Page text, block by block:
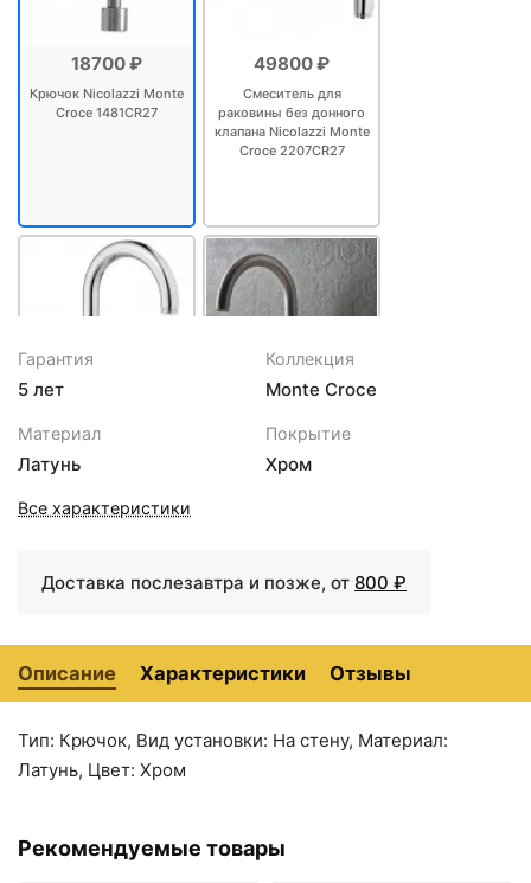
18700 ₽
Крючок Nicolazzi Monte
Croce 1481CR27
49800 ₽
Смеситель для
раковины без донного
клапана Nicolazzi Monte
Croce 2207CR27
59062 ₽
Смеситель для
раковины с донным
Monte Croce 2236CR27
70116 ₽
Смеситель для
раковины с донным
Гарантия
5 лет
Коллекция
Monte Croce
Материал
Латунь
Покрытие
Хром
Все характеристики
Доставка послезавтра и позже, от 800 ₽
Описание Характеристики Отзывы
Тип: Крючок, Вид установки: На стену, Материал:
Латунь, Цвет: Хром
Рекомендуемые товары